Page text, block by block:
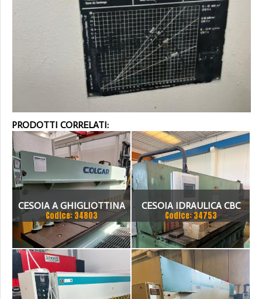
PRODOTTI CORRELATI:
CESOIA A GHIGLIOTTINA
COLGAR IDRAULICA CM
3006
Codice: 34803
CESOIA IDRAULICA CBC
3050X6
Codice: 34753